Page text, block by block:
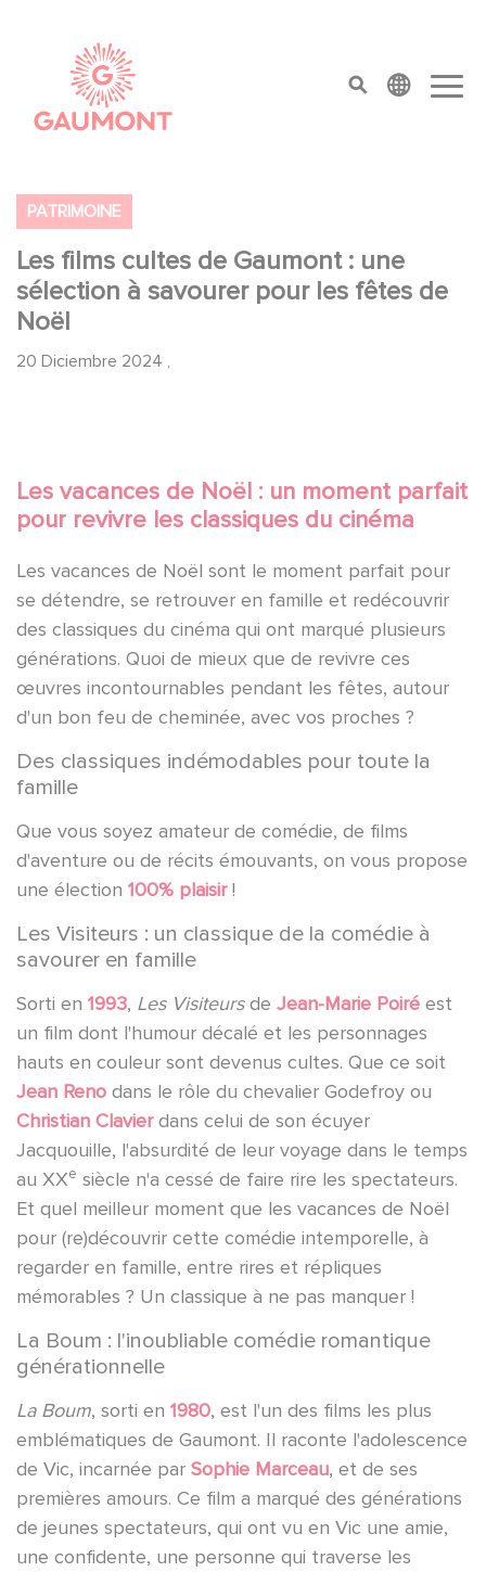
top menu
PATRIMOINE
Les films cultes de Gaumont : une
sélection à savourer pour les fêtes de
Noël
20 Diciembre 2024 ,
Les vacances de Noël : un moment parfait
pour revivre les classiques du cinéma
Les vacances de Noël sont le moment parfait pour
se détendre, se retrouver en famille et redécouvrir
des classiques du cinéma qui ont marqué plusieurs
générations. Quoi de mieux que de revivre ces
œuvres incontournables pendant les fêtes, autour
d'un bon feu de cheminée, avec vos proches ?
Des classiques indémodables pour toute la
famille
Que vous soyez amateur de comédie, de films
d'aventure ou de récits émouvants, on vous propose
une élection 100% plaisir!
Les Visiteurs : un classique de la comédie à
savourer en famille
Sorti en 1993, Les Visiteursde Jean-Marie Poiré est
un film dont l'humour décalé et les personnages
hauts en couleur sont devenus cultes. Que ce soit
Jean Reno dans le rôle du chevalier Godefroy ou
Christian Clavierdans celui de son écuyer
Jacquouille, l'absurdité de leur voyage dans le temps
au XXe siècle n'a cessé de faire rire les spectateurs.
Et quel meilleur moment que les vacances de Noël
pour (re)découvrir cette comédie intemporelle, à
regarder en famille, entre rires et répliques
mémorables ? Un classique à ne pas manquer !
La Boum : l'inoubliable comédie romantique
générationnelle
La Boum, sorti en 1980, est l'un des films les plus
emblématiques de Gaumont. Il raconte l'adolescence
de Vic, incarnée par Sophie Marceau, et de ses
premières amours. Ce film a marqué des générations
de jeunes spectateurs, qui ont vu en Vic une amie,
une confidente, une personne qui traverse les